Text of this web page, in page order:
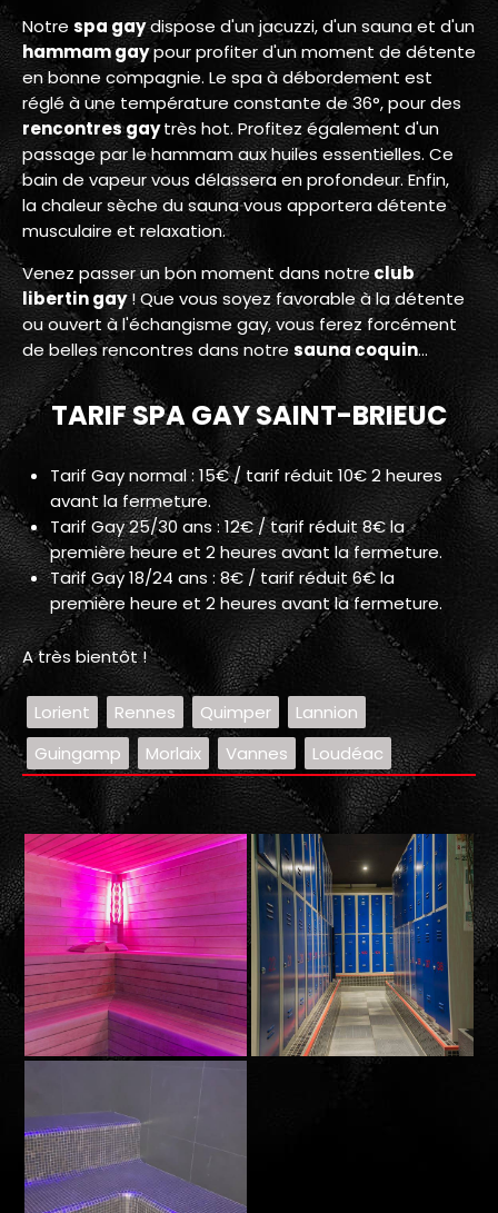
Notre spa gaydispose d'un jacuzzi, d'un sauna et d'un
hammam gaypour profiter d'un moment de détente
en bonne compagnie. Le spa à débordement est
réglé à une température constante de 36°, pour des
rencontres gaytrès hot. Profitez également d'un
passage par le hammam aux huiles essentielles. Ce
bain de vapeur vous délassera en profondeur. Enfin,
la chaleur sèche du sauna vous apportera détente
musculaire et relaxation.
Venez passer un bon moment dans notreclub
libertin gay! Que vous soyez favorable à la détente
ou ouvert à l'échangisme gay, vous ferez forcément
de belles rencontres dans notresauna coquin...
TARIF SPA GAY SAINT-BRIEUC
Tarif Gay normal : 15€ / tarif réduit 10€ 2 heures
avant la fermeture.
Tarif Gay 25/30 ans : 12€ / tarif réduit 8€ la
première heure et 2 heures avant la fermeture.
Tarif Gay 18/24 ans : 8€ / tarif réduit 6€ la
première heure et 2 heures avant la fermeture.
A très bientôt !
Lorient Rennes Quimper
Lannion
Guingamp
Morlaix Vannes Loudéac